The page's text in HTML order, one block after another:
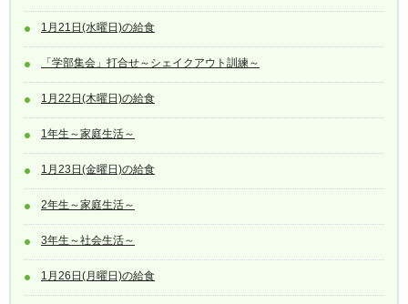
1月21日(水曜日)の給食
「学部集会」打合せ～シェイクアウト訓練～
1月22日(木曜日)の給食
1年生～家庭生活～
1月23日(金曜日)の給食
2年生～家庭生活～
3年生～社会生活～
1月26日(月曜日)の給食